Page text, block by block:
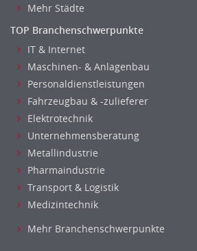
Helpdesk
IT Leitung, Teamleitung
Projektmanagement
IT Prozessmanagement
Qualitätssicherung, Qualitätsprüfung
SAP/ERP-Beratung, Entwicklung
Security
Softwareentwicklung
Systemadministration,
Web-Entwicklung
Biologie
Mehr Städte
TOP Branchenschwerpunkte
IT & Internet
Maschinen- & Anlagenbau
Personaldienstleistungen
Fahrzeugbau & -zulieferer
Elektrotechnik
Unternehmensberatung
Metallindustrie
Pharmaindustrie
Transport & Logistik
Medizintechnik
Mehr Branchenschwerpunkte